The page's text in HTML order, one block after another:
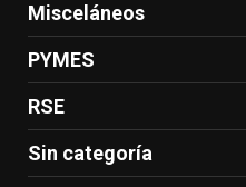
Misceláneos
PYMES
RSE
Sin categoría